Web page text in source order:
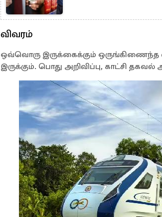
விவரம்
ஒவ்வொரு இருக்கைக்கும் ஒருங்கிணைந்த
இருக்கும். பொது அறிவிப்பு, காட்சி